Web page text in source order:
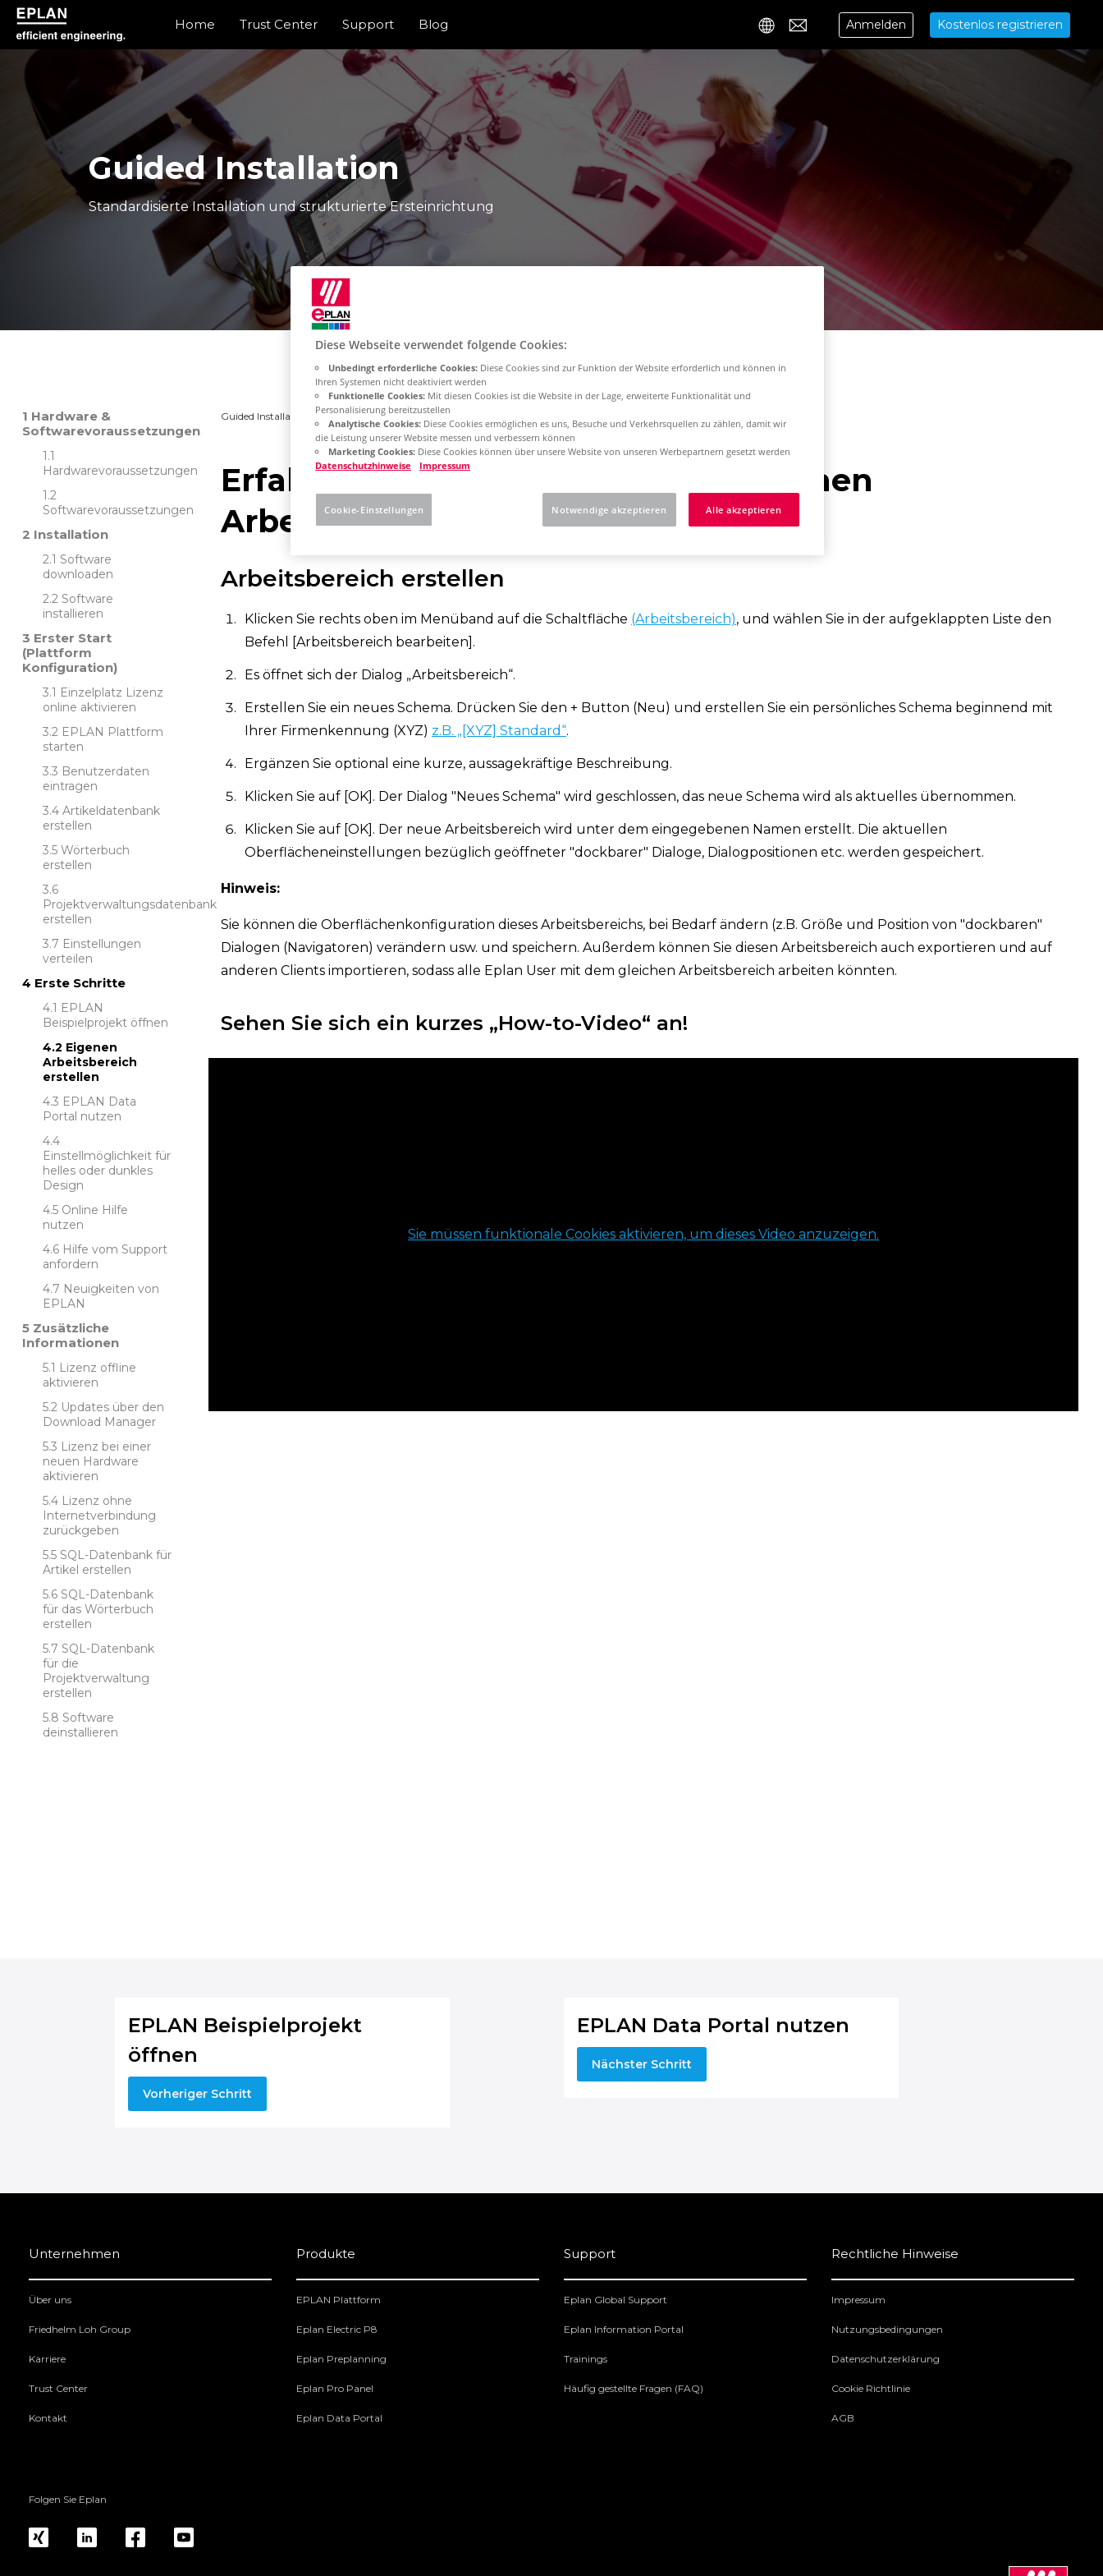
epulse.com home
Home Trust Center Support Blog
Contact
Anmelden Kostenlos registrieren
Guided Installation
Standardisierte Installation und strukturierte Ersteinrichtung
Hardware &
Softwarevoraussetzungen
Hardwarevoraussetzungen
Softwarevoraussetzungen
Installation
Software
downloaden
Software
installieren
Erster Start
(Plattform
Konfiguration)
Einzelplatz Lizenz
online aktivieren
EPLAN Plattform
starten
Benutzerdaten
eintragen
Artikeldatenbank
erstellen
Wörterbuch
erstellen
Projektverwaltungsdatenbank
erstellen
Einstellungen
verteilen
Erste Schritte
EPLAN
Beispielprojekt öffnen
Eigenen
Arbeitsbereich
erstellen
EPLAN Data
Portal nutzen
Einstellmöglichkeit für
helles oder dunkles
Design
Online Hilfe
nutzen
Hilfe vom Support
anfordern
Neuigkeiten von
EPLAN
Zusätzliche
Informationen
Lizenz offline
aktivieren
Updates über den
Download Manager
Lizenz bei einer
neuen Hardware
aktivieren
Lizenz ohne
Internetverbindung
zurückgeben
SQL-Datenbank für
Artikel erstellen
SQL-Datenbank
für das Wörterbuch
erstellen
SQL-Datenbank
für die
Projektverwaltung
erstellen
Software
deinstallieren
Guided Installation Plattform 2025 Single License - Erstinstallation
Erfahren Sie hier, wie Sie einen eigenen
Arbeitsbereich erstellen
Arbeitsbereich erstellen
Klicken Sie rechts oben im Menüband auf die Schaltfläche (Arbeitsbereich), und wählen Sie in der aufgeklappten Liste den
Befehl [Arbeitsbereich bearbeiten].
Es öffnet sich der Dialog „Arbeitsbereich“.
Erstellen Sie ein neues Schema. Drücken Sie den + Button (Neu) und erstellen Sie ein persönliches Schema beginnend mit
Ihrer Firmenkennung (XYZ) z.B. „[XYZ] Standard“.
Ergänzen Sie optional eine kurze, aussagekräftige Beschreibung.
Klicken Sie auf [OK]. Der Dialog "Neues Schema" wird geschlossen, das neue Schema wird als aktuelles übernommen.
Klicken Sie auf [OK]. Der neue Arbeitsbereich wird unter dem eingegebenen Namen erstellt. Die aktuellen
Oberflächeneinstellungen bezüglich geöffneter "dockbarer" Dialoge, Dialogpositionen etc. werden gespeichert.
Hinweis:
Sie können die Oberflächenkonfiguration dieses Arbeitsbereichs, bei Bedarf ändern (z.B. Größe und Position von "dockbaren"
Dialogen (Navigatoren) verändern usw. und speichern. Außerdem können Sie diesen Arbeitsbereich auch exportieren und auf
anderen Clients importieren, sodass alle Eplan User mit dem gleichen Arbeitsbereich arbeiten könnten.
Sehen Sie sich ein kurzes „How-to-Video“ an!
Sie müssen funktionale Cookies aktivieren, um dieses Video anzuzeigen.
EPLAN Beispielprojekt
öffnen
Vorheriger Schritt
EPLAN Data Portal nutzen
Nächster Schritt
Unternehmen
Über uns
Friedhelm Loh Group
Karriere
Trust Center
Kontakt
Produkte
EPLAN Plattform
Eplan Electric P8
Eplan Preplanning
Eplan Pro Panel
Eplan Data Portal
Support
Eplan Global Support
Eplan Information Portal
Trainings
Häufig gestellte Fragen (FAQ)
Rechtliche Hinweise
Impressum
Nutzungsbedingungen
Datenschutzerklärung
Cookie Richtlinie
AGB
Folgen Sie Eplan
xing linkedinfb yt
Diese Webseite verwendet folgende Cookies:
Unbedingt erforderliche Cookies: Diese Cookies sind zur Funktion der Website erforderlich und können in
Ihren Systemen nicht deaktiviert werden
Funktionelle Cookies: Mit diesen Cookies ist die Website in der Lage, erweiterte Funktionalität und
Personalisierung bereitzustellen
Analytische Cookies: Diese Cookies ermöglichen es uns, Besuche und Verkehrsquellen zu zählen, damit wir
die Leistung unserer Website messen und verbessern können
Marketing Cookies: Diese Cookies können über unsere Website von unseren Werbepartnern gesetzt werden
Datenschutzhinweise
Impressum
Notwendige akzeptieren Alle akzeptieren
Cookie-Einstellungen